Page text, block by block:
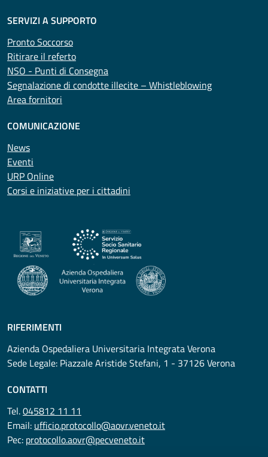
SERVIZI A SUPPORTO
Pronto Soccorso
Ritirare il referto
NSO - Punti di Consegna
Segnalazione di condotte illecite – Whistleblowing
Area fornitori
COMUNICAZIONE
News
Eventi
URP Online
Corsi e iniziative per i cittadini
RIFERIMENTI
Azienda Ospedaliera Universitaria Integrata Verona
Sede Legale: Piazzale Aristide Stefani, 1 - 37126 Verona
CONTATTI
Tel.045812 11 11
Email: ufficio.protocollo@aovr.veneto.it
Pec: protocollo.aovr@pecveneto.it